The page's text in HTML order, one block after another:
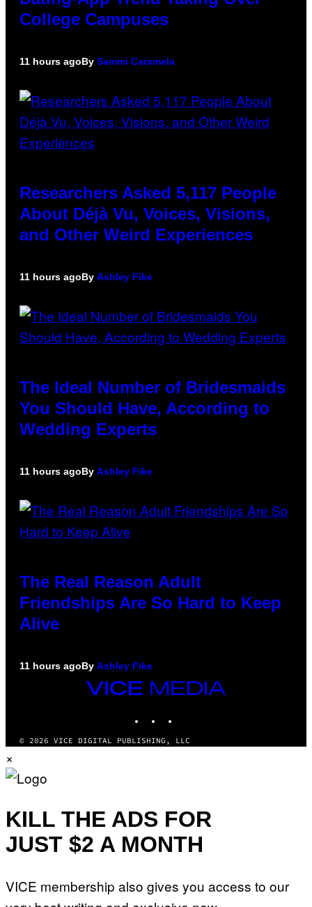
College Campuses
11 hours agoBy Sammi Caramela
Researchers Asked 5,117 People
About Déjà Vu, Voices, Visions,
and Other Weird Experiences
11 hours agoBy Ashley Fike
The Ideal Number of Bridesmaids
You Should Have, According to
Wedding Experts
11 hours agoBy Ashley Fike
The Real Reason Adult
Friendships Are So Hard to Keep
Alive
11 hours agoBy Ashley Fike
VICE
MEDIA
© 2026 VICE DIGITAL PUBLISHING, LLC
×
KILL THE ADS FOR
JUST $2 A MONTH
VICE membership also gives you access to our